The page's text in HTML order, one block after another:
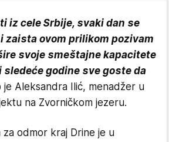
iz cele Srbije, svaki dan se
zaista ovom prilikom pozivam
svoje smeštajne kapacitete
sledeće godine sve goste da
je Aleksandra Ilić, menadžer u
na Zvorničkom jezeru.
za odmor kraj Drine je u